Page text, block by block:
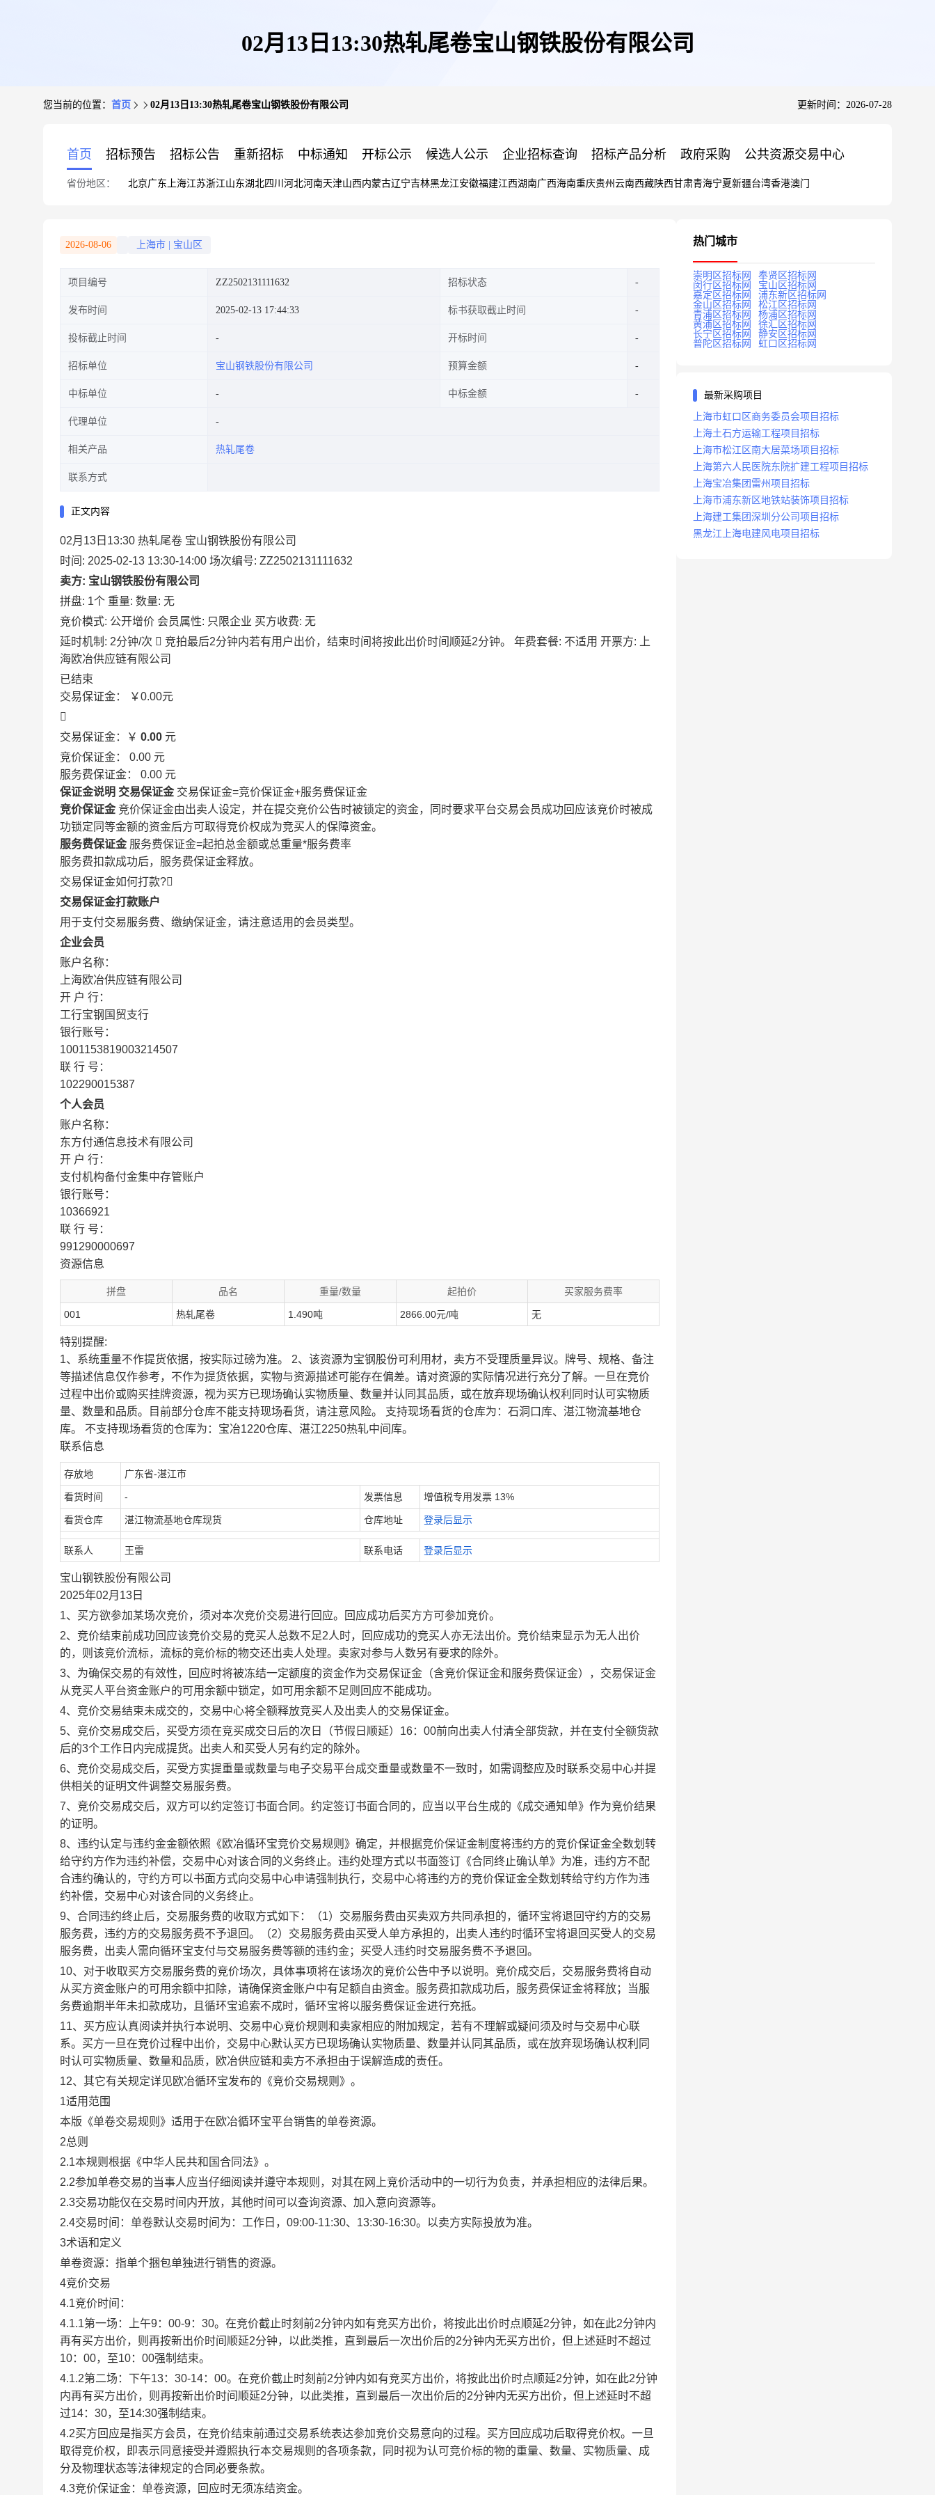
02月13日13:30热轧尾卷宝山钢铁股份有限公司
您当前的位置： 首页 02月13日13:30热轧尾卷宝山钢铁股份有限公司 更新时间：2026-07-28
首页 招标预告 招标公告 重新招标 中标通知 开标公示 候选人公示 企业招标查询 招标产品分析 政府采购 公共资源交易中心
省份地区： 北京广东 上海江苏浙江山东湖北四川 河北河南天津山西内蒙古辽宁吉林黑龙江安徽福建江西湖南广西海南重庆贵州 云南西藏陕西甘肃青海宁夏新疆台湾香港澳门
2026-08-06 上海市 宝山区
项目编号 ZZ2502131111632 招标状态
发布时间 2025-02-13 17:44:33 标书获取截止时间
投标截止时间 开标时间
招标单位 宝山钢铁股份有限公司 预算金额
中标单位 中标金额
代理单位
相关产品 热轧尾卷
联系方式
正文内容
02月13日13:30 热轧尾卷 宝山钢铁股份有限公司
时间: 2025-02-13 13:30-14:00 场次编号: ZZ2502131111632
卖方: 宝山钢铁股份有限公司
拼盘: 1个 重量: 数量: 无
竞价模式: 公开增价 会员属性: 只限企业 买方收费: 无
延时机制: 2分钟/次  竞拍最后2分钟内若有用户出价，结束时间将按此出价时间顺延2分钟。 年费套餐: 不适用 开票方: 上
海欧冶供应链有限公司
已结束
交易保证金：
￥0.00元

交易保证金：￥ 0.00 元
竞价保证金： 0.00 元
服务费保证金： 0.00 元
保证金说明 交易保证金 交易保证金=竞价保证金+服务费保证金
竞价保证金 竞价保证金由出卖人设定，并在提交竞价公告时被锁定的资金，同时要求平台交易会员成功回应该竞价时被成
功锁定同等金额的资金后方可取得竞价权成为竞买人的保障资金。
服务费保证金 服务费保证金=起拍总金额或总重量*服务费率
服务费扣款成功后，服务费保证金释放。
交易保证金如何打款?
交易保证金打款账户
用于支付交易服务费、缴纳保证金，请注意适用的会员类型。
企业会员
账户名称：
上海欧冶供应链有限公司
开 户 行：
工行宝钢国贸支行
银行账号：
1001153819003214507
联 行 号：
102290015387
个人会员
账户名称：
东方付通信息技术有限公司
开 户 行：
支付机构备付金集中存管账户
银行账号：
10366921
联 行 号：
991290000697
资源信息
拼盘 品名 重量/数量 起拍价 买家服务费率
001 热轧尾卷 1.490吨 2866.00元/吨 无
特别提醒:
1、系统重量不作提货依据，按实际过磅为准。 2、该资源为宝钢股份可利用材，卖方不受理质量异议。牌号、规格、备注
等描述信息仅作参考，不作为提货依据，实物与资源描述可能存在偏差。请对资源的实际情况进行充分了解。一旦在竞价
过程中出价或购买挂牌资源，视为买方已现场确认实物质量、数量并认同其品质，或在放弃现场确认权利同时认可实物质
量、数量和品质。目前部分仓库不能支持现场看货，请注意风险。 支持现场看货的仓库为：石洞口库、湛江物流基地仓
库。 不支持现场看货的仓库为：宝冶1220仓库、湛江2250热轧中间库。
联系信息
存放地 广东省-湛江市
看货时间 - 发票信息 增值税专用发票 13%
看货仓库 湛江物流基地仓库现货 仓库地址 登录后显示
联系人 王雷 联系电话 登录后显示
宝山钢铁股份有限公司
2025年02月13日
1、买方欲参加某场次竞价，须对本次竞价交易进行回应。回应成功后买方方可参加竞价。
2、竞价结束前成功回应该竞价交易的竞买人总数不足2人时，回应成功的竞买人亦无法出价。竞价结束显示为无人出价
的，则该竞价流标，流标的竞价标的物交还出卖人处理。卖家对参与人数另有要求的除外。
3、为确保交易的有效性，回应时将被冻结一定额度的资金作为交易保证金（含竞价保证金和服务费保证金），交易保证金
从竞买人平台资金账户的可用余额中锁定，如可用余额不足则回应不能成功。
4、竞价交易结束未成交的，交易中心将全额释放竞买人及出卖人的交易保证金。
5、竞价交易成交后，买受方须在竞买成交日后的次日（节假日顺延）16：00前向出卖人付清全部货款，并在支付全额货款
后的3个工作日内完成提货。出卖人和买受人另有约定的除外。
6、竞价交易成交后，买受方实提重量或数量与电子交易平台成交重量或数量不一致时，如需调整应及时联系交易中心并提
供相关的证明文件调整交易服务费。
7、竞价交易成交后，双方可以约定签订书面合同。约定签订书面合同的，应当以平台生成的《成交通知单》作为竞价结果
的证明。
8、违约认定与违约金金额依照《欧冶循环宝竞价交易规则》确定，并根据竞价保证金制度将违约方的竞价保证金全数划转
给守约方作为违约补偿，交易中心对该合同的义务终止。违约处理方式以书面签订《合同终止确认单》为准，违约方不配
合违约确认的，守约方可以书面方式向交易中心申请强制执行，交易中心将违约方的竞价保证金全数划转给守约方作为违
约补偿，交易中心对该合同的义务终止。
9、合同违约终止后，交易服务费的收取方式如下：（1）交易服务费由买卖双方共同承担的，循环宝将退回守约方的交易
服务费，违约方的交易服务费不予退回。（2）交易服务费由买受人单方承担的，出卖人违约时循环宝将退回买受人的交易
服务费，出卖人需向循环宝支付与交易服务费等额的违约金；买受人违约时交易服务费不予退回。
10、对于收取买方交易服务费的竞价场次，具体事项将在该场次的竞价公告中予以说明。竞价成交后，交易服务费将自动
从买方资金账户的可用余额中扣除，请确保资金账户中有足额自由资金。服务费扣款成功后，服务费保证金将释放；当服
务费逾期半年未扣款成功，且循环宝追索不成时，循环宝将以服务费保证金进行充抵。
11、买方应认真阅读并执行本说明、交易中心竞价规则和卖家相应的附加规定，若有不理解或疑问须及时与交易中心联
系。买方一旦在竞价过程中出价，交易中心默认买方已现场确认实物质量、数量并认同其品质，或在放弃现场确认权利同
时认可实物质量、数量和品质，欧冶供应链和卖方不承担由于误解造成的责任。
12、其它有关规定详见欧冶循环宝发布的《竞价交易规则》。
1适用范围
本版《单卷交易规则》适用于在欧冶循环宝平台销售的单卷资源。
2总则
2.1本规则根据《中华人民共和国合同法》。
2.2参加单卷交易的当事人应当仔细阅读并遵守本规则，对其在网上竞价活动中的一切行为负责，并承担相应的法律后果。
2.3交易功能仅在交易时间内开放，其他时间可以查询资源、加入意向资源等。
2.4交易时间：单卷默认交易时间为：工作日，09:00-11:30、13:30-16:30。以卖方实际投放为准。
3术语和定义
单卷资源：指单个捆包单独进行销售的资源。
4竞价交易
4.1竞价时间：
4.1.1第一场：上午9：00-9：30。在竞价截止时刻前2分钟内如有竞买方出价，将按此出价时点顺延2分钟，如在此2分钟内
再有买方出价，则再按新出价时间顺延2分钟，以此类推，直到最后一次出价后的2分钟内无买方出价，但上述延时不超过
10：00，至10：00强制结束。
4.1.2第二场：下午13：30-14：00。在竞价截止时刻前2分钟内如有竞买方出价，将按此出价时点顺延2分钟，如在此2分钟
内再有买方出价，则再按新出价时间顺延2分钟，以此类推，直到最后一次出价后的2分钟内无买方出价，但上述延时不超
过14：30，至14:30强制结束。
4.2买方回应是指买方会员，在竞价结束前通过交易系统表达参加竞价交易意向的过程。买方回应成功后取得竞价权。一旦
取得竞价权，即表示同意接受并遵照执行本交易规则的各项条款，同时视为认可竞价标的物的重量、数量、实物质量、成
分及物理状态等法律规定的合同必要条款。
4.3竞价保证金：单卷资源，回应时无须冻结资金。
热门城市
崇明区招标网
奉贤区招标网
闵行区招标网
宝山区招标网
嘉定区招标网
浦东新区招标网
金山区招标网
松江区招标网
青浦区招标网
杨浦区招标网
黄浦区招标网
徐汇区招标网
长宁区招标网
静安区招标网
普陀区招标网
虹口区招标网
最新采购项目
上海市虹口区商务委员会项目招标
上海土石方运输工程项目招标
上海市松江区南大居菜场项目招标
上海第六人民医院东院扩建工程项目招标
上海宝冶集团雷州项目招标
上海市浦东新区地铁站装饰项目招标
上海建工集团深圳分公司项目招标
黑龙江上海电建风电项目招标